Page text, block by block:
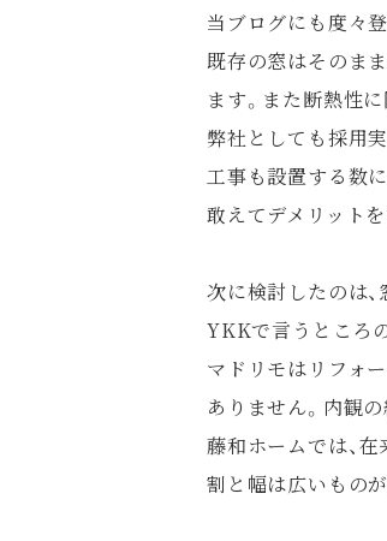
当ブログにも度々
既存の窓はそのま
ます。また断熱性
弊社としても採用
工事も設置する数
敢えてデメリット
次に検討したのは、
YKKで言うところ
マドリモはリフォ
ありません。内観
藤和ホームでは、
割と幅は広いもの